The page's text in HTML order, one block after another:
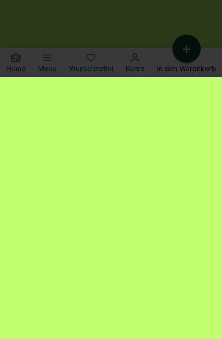
Home Menü Wunschzettel Konto In den Warenkorb